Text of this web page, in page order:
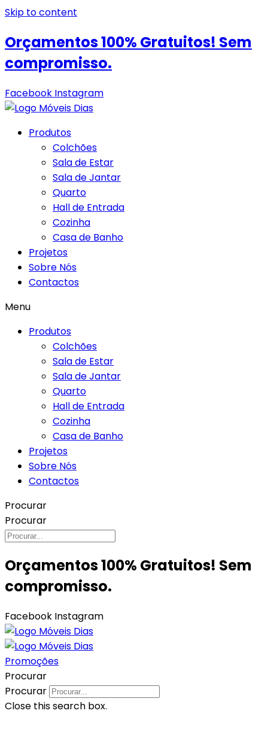
Skip to content
Orçamentos 100% Gratuitos! Sem
compromisso.
Facebook Instagram
Produtos
Colchões
Sala de Estar
Sala de Jantar
Quarto
Hall de Entrada
Cozinha
Casa de Banho
Projetos
Sobre Nós
Contactos
Menu
Produtos
Colchões
Sala de Estar
Sala de Jantar
Quarto
Hall de Entrada
Cozinha
Casa de Banho
Projetos
Sobre Nós
Contactos
Procurar
Procurar
Orçamentos 100% Gratuitos! Sem
compromisso.
Facebook Instagram
Promoções
Procurar
Procurar
Close this search box.